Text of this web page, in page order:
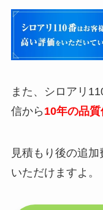
また、シロアリ
信から 10年の品
見積もり後の追
いただけますよ。